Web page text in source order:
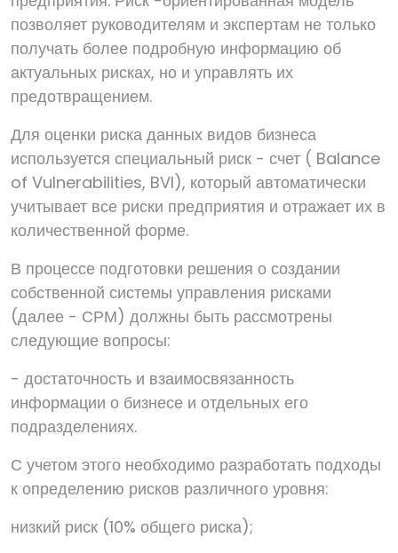
позволяет руководителям и экспертам не только
получать более подробную информацию об
актуальных рисках, но и управлять их
предотвращением.
Для оценки риска данных видов бизнеса
используется специальный риск - счет ( Balance
of Vulnerabilities, BVI), который автоматически
учитывает все риски предприятия и отражает их в
количественной форме.
В процессе подготовки решения о создании
собственной системы управления рисками
(далее - СРМ) должны быть рассмотрены
следующие вопросы:
- достаточность и взаимосвязанность
информации о бизнесе и отдельных его
подразделениях.
С учетом этого необходимо разработать подходы
к определению рисков различного уровня:
низкий риск (10% общего риска);